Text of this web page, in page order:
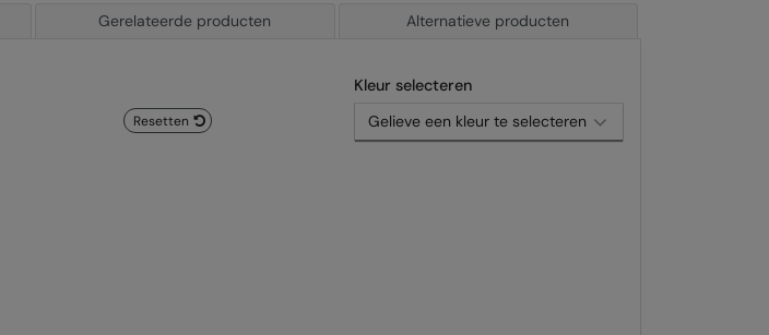
Gerelateerde producten Alternatieve producten
Kleur selecteren
Resetten